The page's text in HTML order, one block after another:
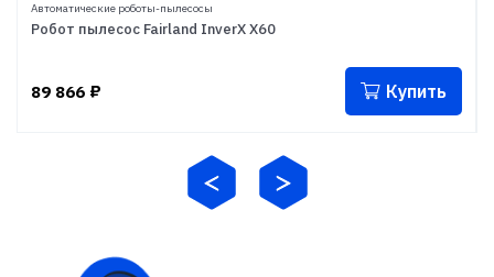
Автоматические роботы-пылесосы
Робот пылесоc Fairland InverX X60
89 866 ₽ Купить